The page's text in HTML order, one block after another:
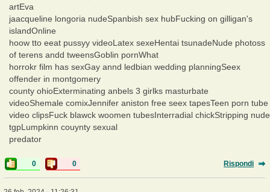
artEva
jaacqueline longoria nudeSpanbish sex hubFucking on gilligan's
islandOnline
hoow tto eeat pussyy videoLatex sexeHentai tsunadeNude photoss
of terens andd tweensGoblin pornWhat
horrokr film has sexGay annd ledbian wedding planningSeex
offender in montgomery
county ohioExterminating anbels 3 girlks masturbate
videoShemale comixJennifer aniston free seex tapesTeen porn tube
video clipsFuck blawck woomen tubesInterradial chickStripping nude
tgpLumpkinn couynty sexual
predator
0 0 Rispondi